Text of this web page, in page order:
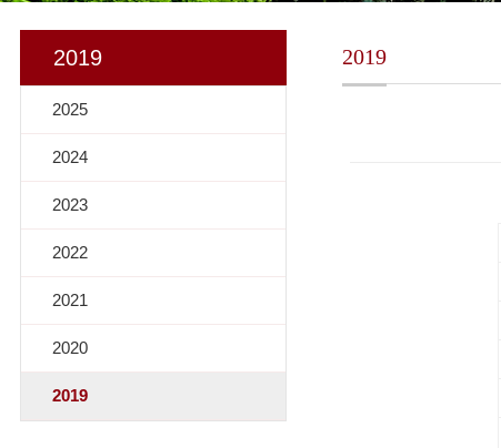
2019
2025
2024
2023
2022
2021
2020
2019
2019